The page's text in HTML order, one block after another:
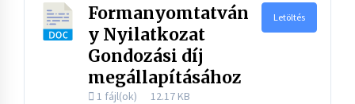
Formanyomtatván
y Nyilatkozat
Gondozási díj
megállapításához
1 fájl(ok) 12.17 KB
Letöltés